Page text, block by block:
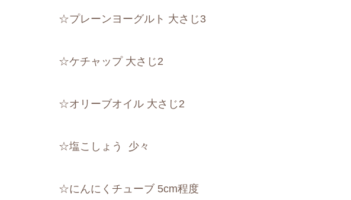
☆プレーンヨーグルト 大さじ3
☆ケチャップ 大さじ2
☆オリーブオイル 大さじ2
☆塩こしょう 少々
☆にんにくチューブ 5cm程度